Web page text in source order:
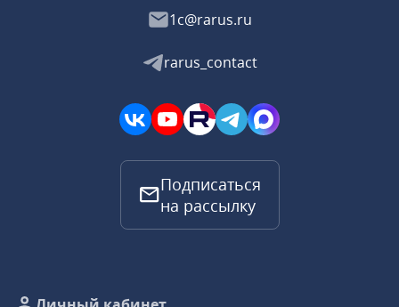
1c@rarus.ru
rarus_contact
Подписаться
на рассылку